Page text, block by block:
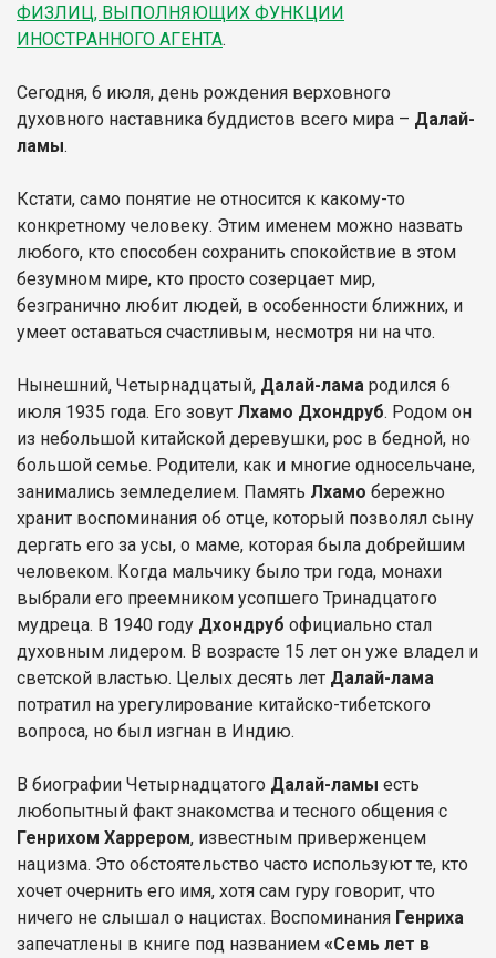
ФИЗЛИЦ, ВЫПОЛНЯЮЩИХ ФУНКЦИИ
ИНОСТРАННОГО АГЕНТА.
Сегодня, 6 июля, день рождения верховного
духовного наставника буддистов всего мира – Далай-
ламы.
Кстати, само понятие не относится к какому-то
конкретному человеку. Этим именем можно назвать
любого, кто способен сохранить спокойствие в этом
безумном мире, кто просто созерцает мир,
безгранично любит людей, в особенности ближних, и
умеет оставаться счастливым, несмотря ни на что.
Нынешний, Четырнадцатый, Далай-лама родился 6
июля 1935 года. Его зовут Лхамо Дхондруб. Родом он
из небольшой китайской деревушки, рос в бедной, но
большой семье. Родители, как и многие односельчане,
занимались земледелием. Память Лхамо бережно
хранит воспоминания об отце, который позволял сыну
дергать его за усы, о маме, которая была добрейшим
человеком. Когда мальчику было три года, монахи
выбрали его преемником усопшего Тринадцатого
мудреца. В 1940 году Дхондруб официально стал
духовным лидером. В возрасте 15 лет он уже владел и
светской властью. Целых десять лет Далай-лама
потратил на урегулирование китайско-тибетского
вопроса, но был изгнан в Индию.
В биографии Четырнадцатого Далай-ламы есть
любопытный факт знакомства и тесного общения с
Генрихом Харрером, известным приверженцем
нацизма. Это обстоятельство часто используют те, кто
хочет очернить его имя, хотя сам гуру говорит, что
ничего не слышал о нацистах. Воспоминания Генриха
запечатлены в книге под названием «Семь лет в